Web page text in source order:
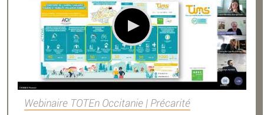
Webinaire TOTEn Occitanie | Précarité